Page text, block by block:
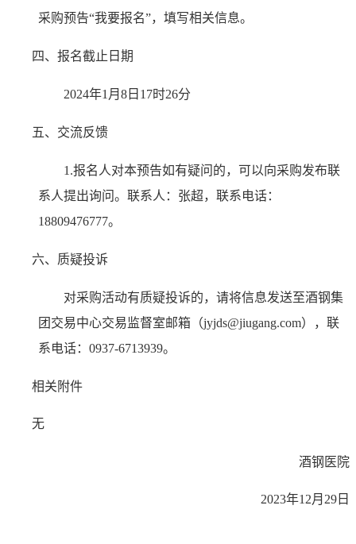
采购预告“我要报名”，填写相关信息。
四、报名截止日期
2024年1月8日17时26分
五、交流反馈
1.报名人对本预告如有疑问的，可以向采购发布联
系人提出询问。联系人：张超，联系电话：
18809476777。
六、质疑投诉
对采购活动有质疑投诉的，请将信息发送至酒钢集
团交易中心交易监督室邮箱（jyjds@jiugang.com），联
系电话：0937-6713939。
相关附件
无
酒钢医院
2023年12月29日